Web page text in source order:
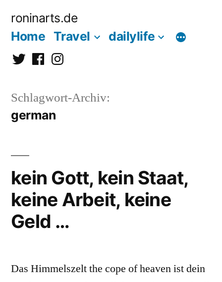
Inhalt
roninarts.de
Home Travel dailylife
TwitterFacebookInstagramm
Schlagwort-Archiv:
german
kein Gott, kein Staat,
keine Arbeit, keine
Geld …
Das Himmelszelt the cope of heaven ist dein